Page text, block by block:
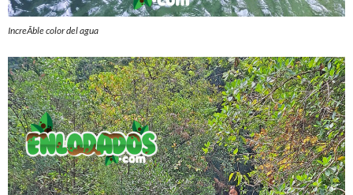
IncreÃ­ble color del agua